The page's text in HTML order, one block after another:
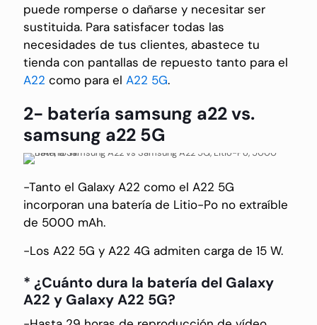
puede romperse o dañarse y necesitar ser
sustituida. Para satisfacer todas las
necesidades de tus clientes, abastece tu
tienda con pantallas de repuesto tanto para el
A22 como para el A22 5G.
2- batería samsung a22 vs.
samsung a22 5G
-Tanto el Galaxy A22 como el A22 5G
incorporan una batería de Litio-Po no extraíble
de 5000 mAh.
-Los A22 5G y A22 4G admiten carga de 15 W.
* ¿Cuánto dura la batería del Galaxy
A22 y Galaxy A22 5G?